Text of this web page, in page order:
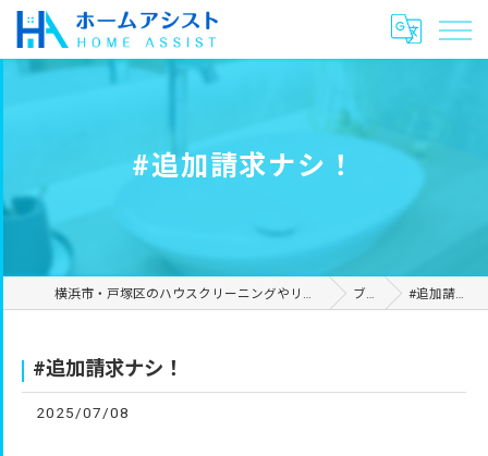
#追加請求ナシ！
横浜市・戸塚区のハウスクリーニングやリフォームは合同会社ホームアシスト ブログ #追加請求ナシ！
#追加請求ナシ！
2025/07/08